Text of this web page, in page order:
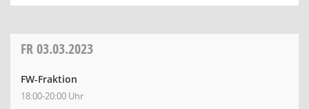
FR03.03.2023
FW-Fraktion
18:00-20:00 Uhr